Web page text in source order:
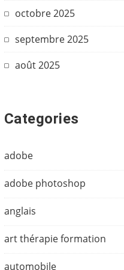
octobre 2025
septembre 2025
août 2025
Categories
adobe
adobe photoshop
anglais
art thérapie formation
automobile